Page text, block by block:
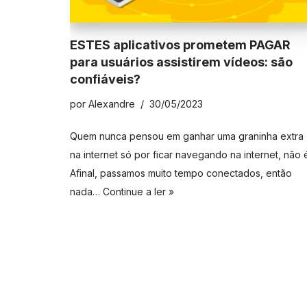
ESTES aplicativos prometem PAGAR
para usuários assistirem vídeos: são
confiáveis?
por Alexandre 30/05/2023
Quem nunca pensou em ganhar uma graninha extra
na internet só por ficar navegando na internet, não
Afinal, passamos muito tempo conectados, então
nada… Continue a ler »